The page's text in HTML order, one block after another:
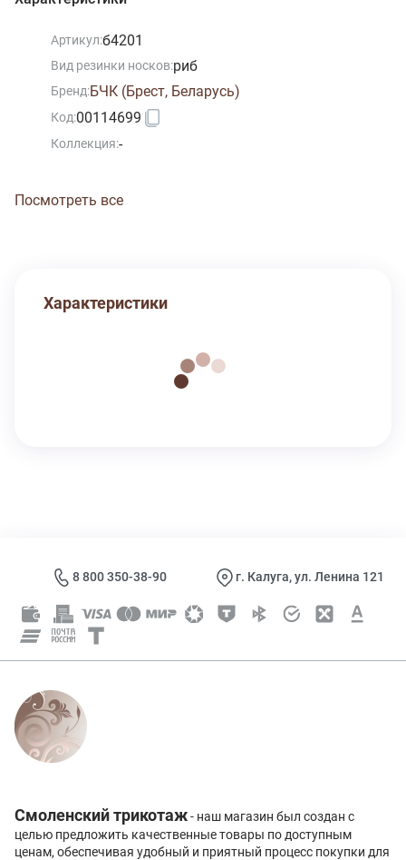
Артикул:б4201
Вид резинки носков:риб
Бренд:БЧК (Брест, Беларусь)
Код:00114699
Коллекция:-
Посмотреть все
Характеристики
8 800 350-38-90 г. Калуга, ул. Ленина 121
Смоленский трикотаж- наш магазин был создан с
целью предложить качественные товары по доступным
ценам, обеспечивая удобный и приятный процесс покупки для